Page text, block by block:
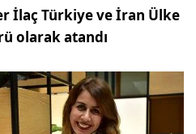
İlaç Türkiye ve İran Ülke
olarak atandı